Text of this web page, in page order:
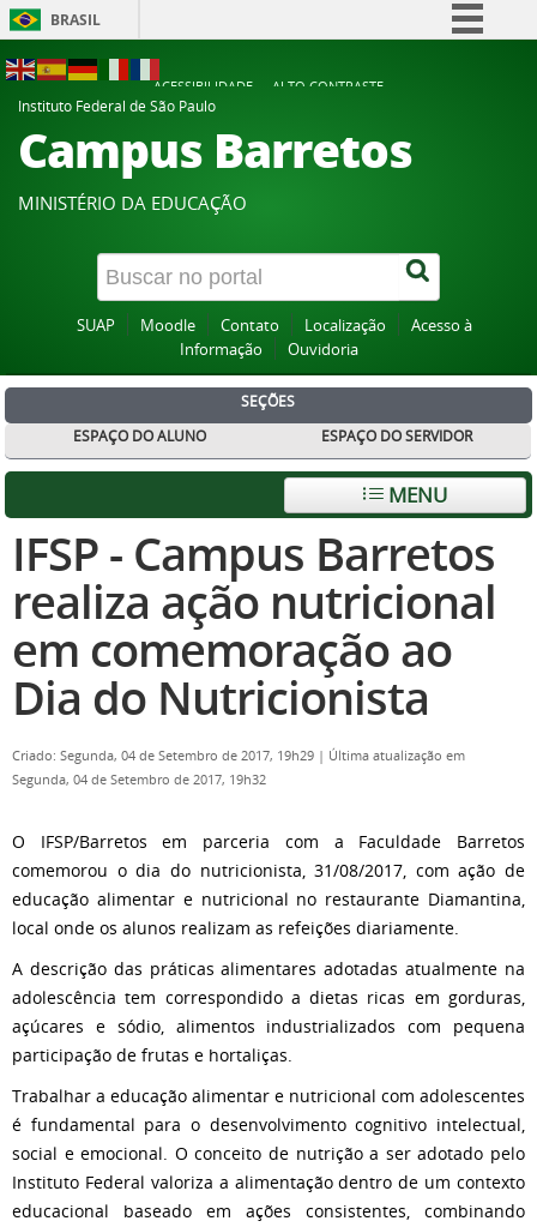
BRASIL
Participe
Acesso à informação
Canais
ACESSIBILIDADE
ALTO CONTRASTE
Instituto Federal de São Paulo
Campus Barretos
MINISTÉRIO DA EDUCAÇÃO
SUAP Moodle Contato Localização
Acesso à
Informação
Ouvidoria
SEÇÕES
ESPAÇO DO ALUNO
ESPAÇO DO SERVIDOR
MENU
IFSP - Campus Barretos
realiza ação nutricional
em comemoração ao
Dia do Nutricionista
Criado: Segunda, 04 de Setembro de 2017, 19h29 | Última atualização em
Segunda, 04 de Setembro de 2017, 19h32
O IFSP/Barretos em parceria com a Faculdade Barretos
comemorou o dia do nutricionista, 31/08/2017, com ação de
educação alimentar e nutricional no restaurante Diamantina,
local onde os alunos realizam as refeições diariamente.
A descrição das práticas alimentares adotadas atualmente na
adolescência tem correspondido a dietas ricas em gorduras,
açúcares e sódio, alimentos industrializados com pequena
participação de frutas e hortaliças.
Trabalhar a educação alimentar e nutricional com adolescentes
é fundamental para o desenvolvimento cognitivo intelectual,
social e emocional. O conceito de nutrição a ser adotado pelo
Instituto Federal valoriza a alimentação dentro de um contexto
educacional baseado em ações consistentes, combinando